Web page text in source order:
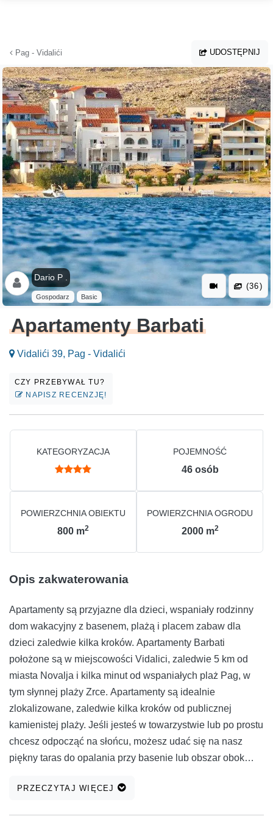
Pag - Vidalići UDOSTĘPNIJ
Dario P .
Gospodarz Basic
(36)
Apartamenty Barbati
Vidalići 39, Pag - Vidalići
CZY PRZEBYWAŁ TU?
NAPISZ RECENZJĘ!
KATEGORYZACJA POJEMNOŚĆ
46 osób
POWIERZCHNIA OBIEKTU
800 m2
POWIERZCHNIA OGRODU
2000 m2
Opis zakwaterowania
Apartamenty są przyjazne dla dzieci, wspaniały rodzinny
dom wakacyjny z basenem, plażą i placem zabaw dla
dzieci zaledwie kilka kroków. Apartamenty Barbati
położone są w miejscowości Vidalici, zaledwie 5 km od
miasta Novalja i kilka minut od wspaniałych plaż Pag, w
tym słynnej plaży Zrce. Apartamenty są idealnie
zlokalizowane, zaledwie kilka kroków od publicznej
kamienistej plaży. Jeśli jesteś w towarzystwie lub po prostu
chcesz odpocząć na słońcu, możesz udać się na nasz
piękny taras do opalania przy basenie lub obszar obok
innymi udogodnieniami, aby zapewnić, że będziesz mieć
PRZECZYTAJ WIĘCEJ